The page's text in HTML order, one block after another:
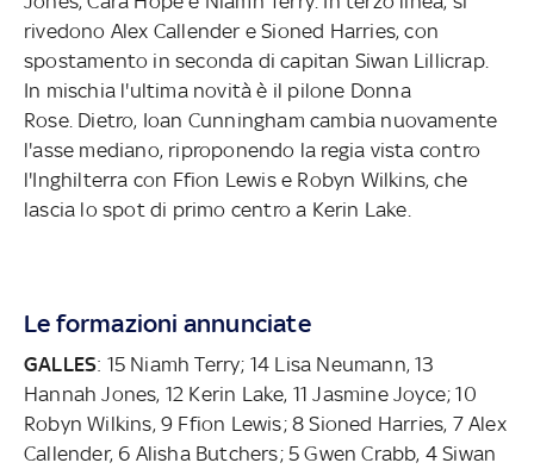
rivedono Alex Callender e Sioned Harries, con
spostamento in seconda di capitan Siwan Lillicrap.
In mischia l'ultima novità è il pilone Donna
Rose. Dietro, Ioan Cunningham cambia nuovamente
l'asse mediano, riproponendo la regia vista contro
l'Inghilterra con Ffion Lewis e Robyn Wilkins, che
lascia lo spot di primo centro a Kerin Lake.
Le formazioni annunciate
GALLES: 15 Niamh Terry; 14 Lisa Neumann, 13
Hannah Jones, 12 Kerin Lake, 11 Jasmine Joyce; 10
Robyn Wilkins, 9 Ffion Lewis; 8 Sioned Harries, 7 Alex
Callender, 6 Alisha Butchers; 5 Gwen Crabb, 4 Siwan